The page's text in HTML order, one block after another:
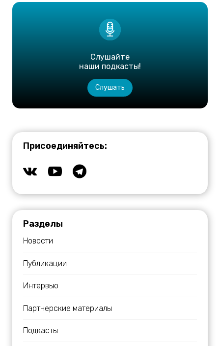
Слушайте
наши подкасты!
Слушать
Присоединяйтесь:
Разделы
Новости
Публикации
Интервью
Партнерские материалы
Подкасты